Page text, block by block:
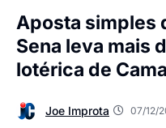
Aposta simples
Sena leva mais
lotérica de
Joe Improta 07/12/